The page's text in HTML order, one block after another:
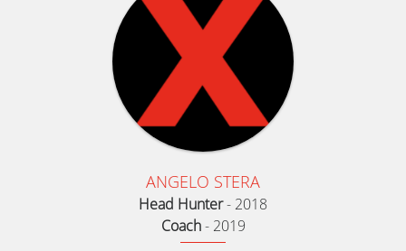
ANGELO STERA
Head Hunter- 2018
Coach- 2019